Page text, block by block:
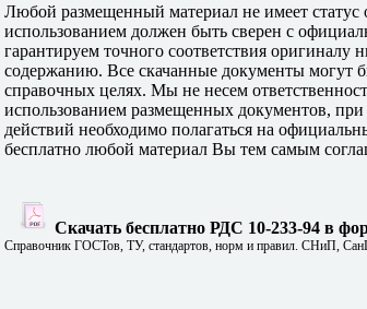
Любой размещенный материал не имеет статус
использованием должен быть сверен с
гарантируем точного соответствия оригиналу
содержанию. Все скачанные документы могут
справочных целях. Мы не несем
использованием размещенных документов,
действий необходимо полагаться на
бесплатно любой материал Вы тем самым
Скачать бесплатно РДС 10-233-94 в
Справочник ГОСТов, ТУ, стандартов, норм и правил. СНиП,